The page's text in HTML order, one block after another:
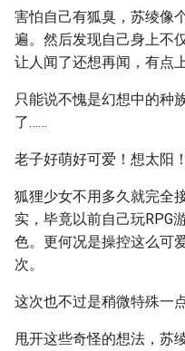
害怕自己有狐臭，苏绫像
遍。然后发现自己身上不
让人闻了还想再闻，有点
只能说不愧是幻想中的种
了……
老子好萌好可爱！想太阳！
狐狸少女不用多久就完全
实，毕竟以前自己玩RPG
色。更何况是操控这么可
次。
这次也不过是稍微特殊一
甩开这些奇怪的想法，苏